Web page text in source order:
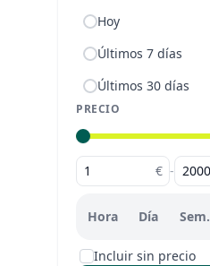
Hoy
Últimos 7 días
Últimos 30 días
PRECIO
€ -
Hora Día Sem.
Incluir sin precio